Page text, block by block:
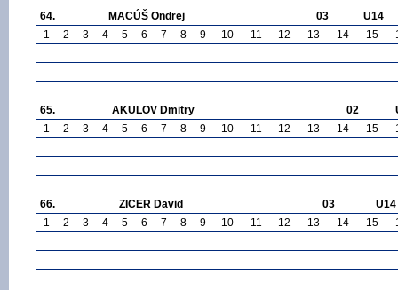
64. MACÚŠ Ondrej 03
U14
1
2 3 4 5 6 7 8 9 10 11 12 13 14 15
65. AKULOV Dmitry 02
1
2 3 4 5 6 7 8 9 10 11 12 13 14 15
66. ZICER David 03
U14
1
2 3 4 5 6 7 8 9 10 11 12 13 14 15